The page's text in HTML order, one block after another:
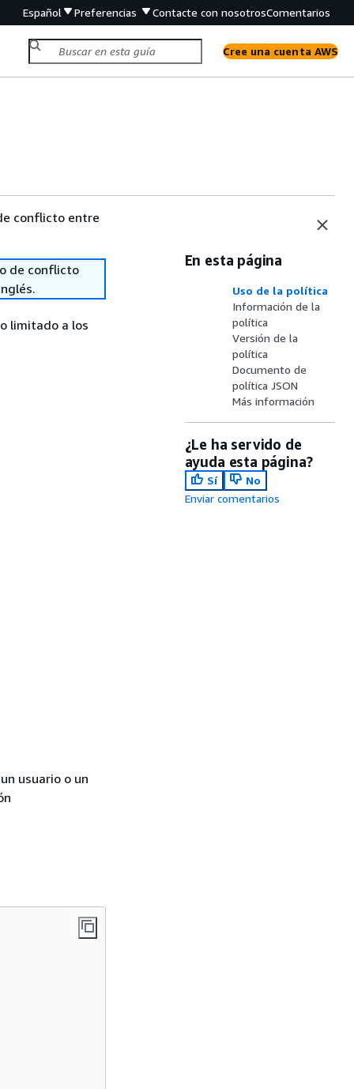
Español Preferencias Contacte con nosotrosComentarios
Cree una cuenta AWS
conflicto entre
de conflicto
limitado a los
usuario o un
En esta página
Uso de la política
Información de la
política
Versión de la
política
Documento de
política JSON
Más información
¿Le ha servido de
ayuda esta página?
Sí
No
Enviar comentarios